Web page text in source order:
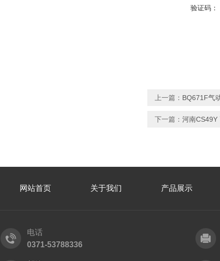
验证码：
上一篇： BQ671F气
下一篇： 河南CS49Y
网站首页 关于我们 产品展示
电话
0371-53788336